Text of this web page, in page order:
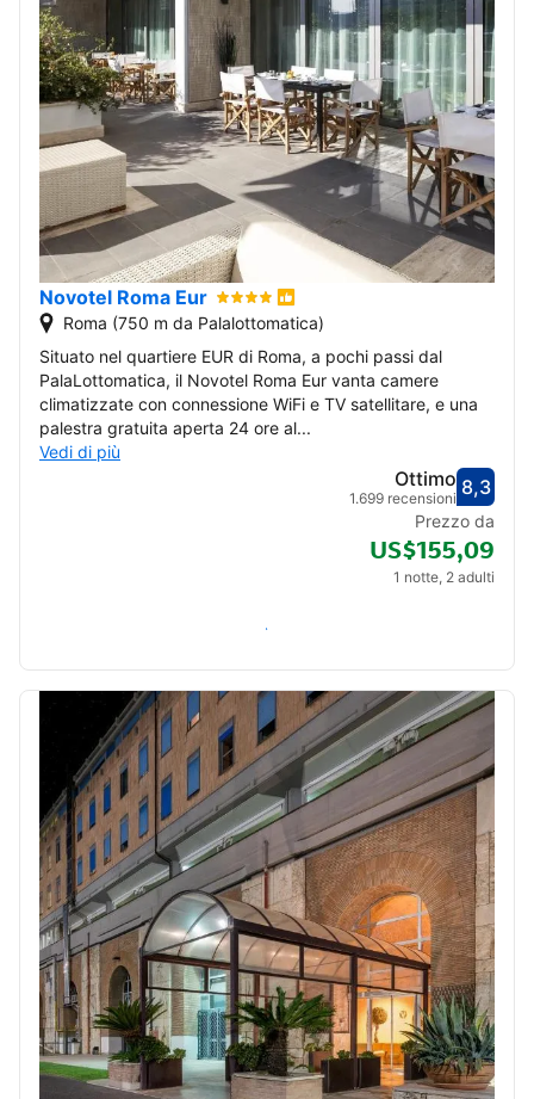
Novotel Roma Eur
Roma (750 m da Palalottomatica)
Situato nel quartiere EUR di Roma, a pochi passi dal
PalaLottomatica, il Novotel Roma Eur vanta camere
climatizzate con connessione WiFi e TV satellitare, e una
palestra gratuita aperta 24 ore al...
Vedi di più
8,3
Ottimo
1.699 recensioni
Prezzo da
US$155,09
1 notte, 2 adulti
Verifica disponibilità